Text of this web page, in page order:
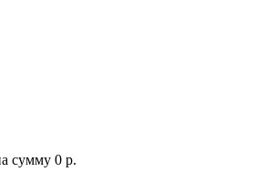
сумму 0 р.